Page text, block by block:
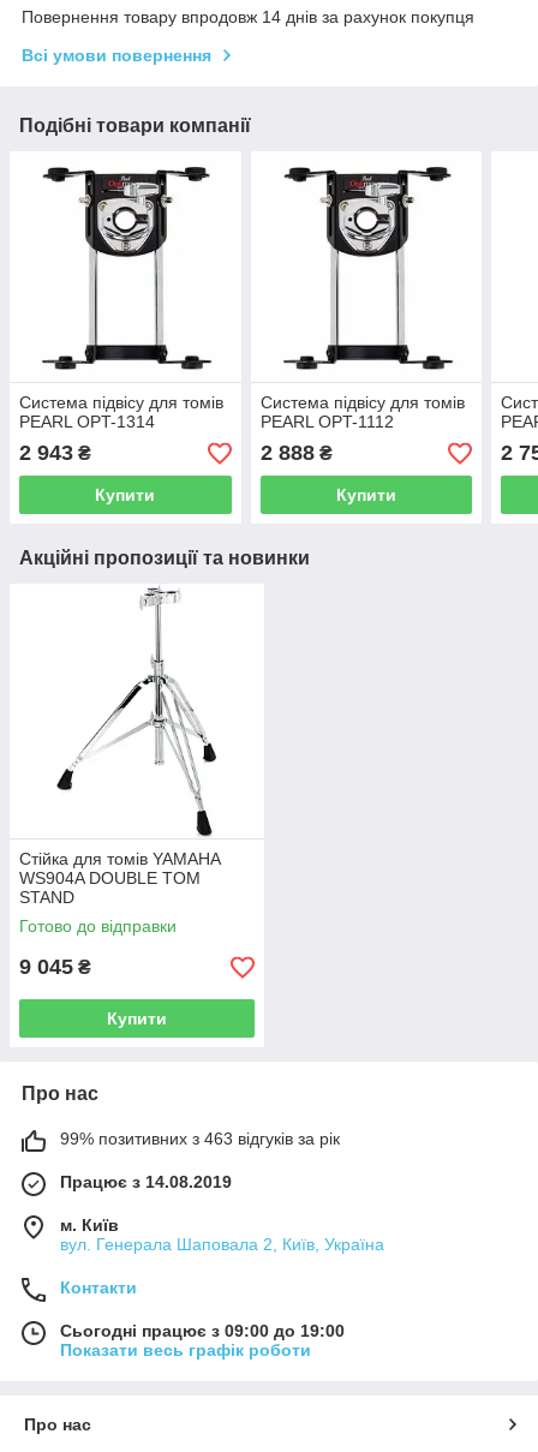
Повернення товару впродовж 14 днів за рахунок покупця
Всі умови повернення
Подібні товари компанії
Система підвісу для томів
PEARL OPT-1314
2 943 ₴
Купити
Система підвісу для томів
PEARL OPT-1112
2 888₴
Купити
2
Акційні пропозиції та новинки
Стійка для томів YAMAHA
WS904A DOUBLE TOM
STAND
Готово до відправки
9 045 ₴
Купити
Про нас
99% позитивних з 463 відгуків за рік
Працює з 14.08.2019
м. Київ
вул. Генерала Шаповала 2, Київ, Україна
Контакти
Сьогодні працює з 09:00 до 19:00
Показати весь графік роботи
Про нас